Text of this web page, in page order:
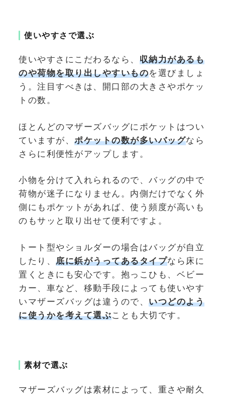
使いやすさで選ぶ
使いやすさにこだわるなら、 収納力があるも
のや荷物を取り出しやすいものを選びましょ
う。注目すべきは、開口部の大きさやポケッ
トの数。
ほとんどのマザーズバッグにポケットはつい
ていますが、 ポケットの数が多いバッグなら
さらに利便性がアップします。
小物を分けて入れられるので、バッグの中で
荷物が迷子になりません。内側だけでなく外
側にもポケットがあれば、使う頻度が高いも
のもサッと取り出せて便利ですよ。
トート型やショルダーの場合はバッグが自立
したり、 底に鋲がうってあるタイプなら床に
置くときにも安心です。抱っこひも、ベビー
カー、車など、移動手段によっても使いやす
いマザーズバッグは違うので、 いつどのよう
に使うかを考えて選ぶことも大切です。
素材で選ぶ
マザーズバッグは素材によって、重さや耐久